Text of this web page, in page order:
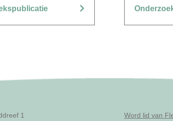
1
Word lid van